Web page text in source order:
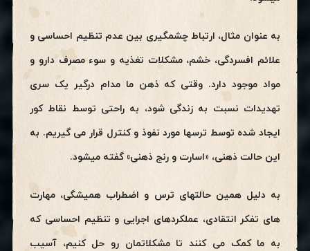
به عنوان مثال، ارتباط چشمگیری بین عدم تنظیم احساسی و
علائم افسردگی، خشم، مشکلات تغذیه و سوء مصرف دارو و
مواد موجود دارد. وقتی که ذهن ما مدام درگیر یک سری
تهدیدات نسبت به زندگی شود، به راحتی توسط نقاط کور
ایجاد شده توسط ترسها مورد نفوذ و کنترل قرار می گیریم. به
این حالت ذهنی، «اسارت و رنج ذهنی» گفته میشود.
به دلیل همین حالتهای ترس و اضطراب همیشگی، مهارت
های تفکر انتقادی، عملکردهای اجرایی و تنظیم احساسی که
به ما کمک می کنند تا مشکلاتمان رو حل کنیم، آسیب